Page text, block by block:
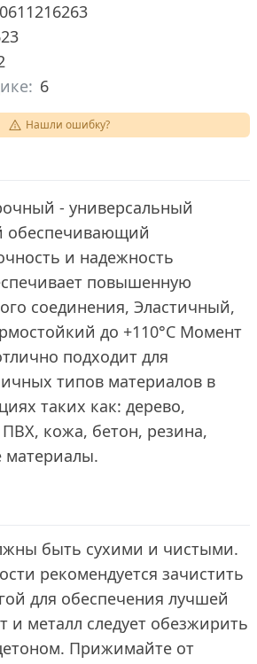
6
Нашли ошибку?
- универсальный
обеспечивающий
и надежность
повышенную
соединения, Эластичный,
до +110°C Момент
подходит для
типов материалов в
таких как: дерево,
ПВХ, кожа, бетон, резина,
материалы.
быть сухими и чистыми.
рекомендуется зачистить
для обеспечения лучшей
и металл следует обезжирить
Прижимайте от